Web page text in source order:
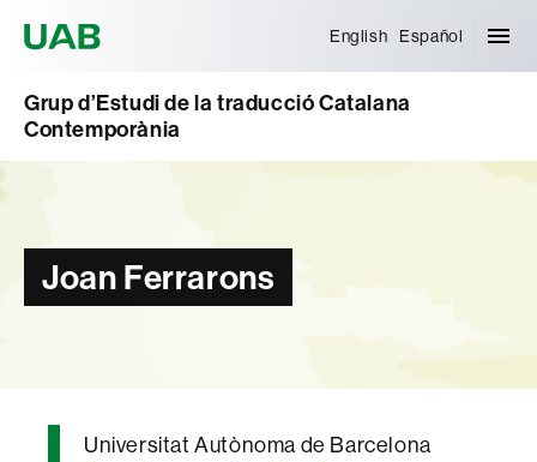
English Español
Grup d’Estudi de la traducció Catalana
Contemporània
Joan Ferrarons
Universitat Autònoma de Barcelona